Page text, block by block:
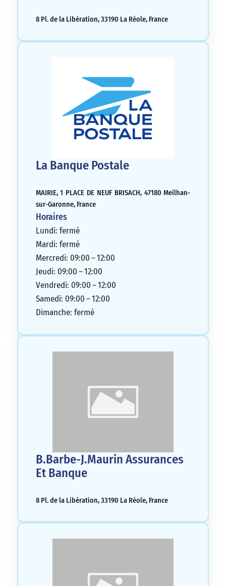
8 Pl. de la Libération, 33190 La Réole, France
La Banque Postale
MAIRIE, 1 PLACE DE NEUF BRISACH, 47180 Meilhan-
sur-Garonne, France
Horaires
Lundi: fermé
Mardi: fermé
Mercredi: 09:00 – 12:00
Jeudi: 09:00 – 12:00
Vendredi: 09:00 – 12:00
Samedi: 09:00 – 12:00
Dimanche: fermé
B.Barbe-J.Maurin Assurances
Et Banque
8 Pl. de la Libération, 33190 La Réole, France